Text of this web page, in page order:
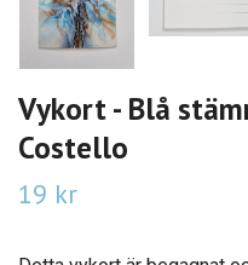
Vykort - Blå
Costello
19 kr